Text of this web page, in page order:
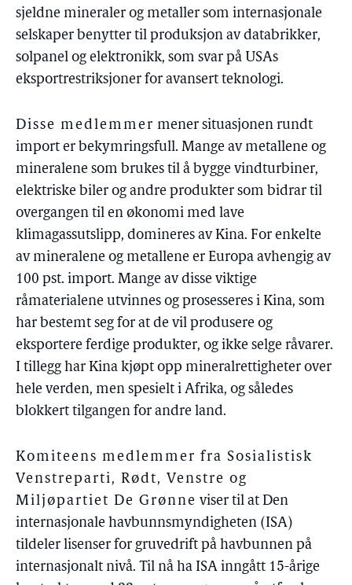
sjeldne mineraler og metaller som internasjonale
selskaper benytter til produksjon av databrikker,
solpanel og elektronikk, som svar på USAs
eksportrestriksjoner for avansert teknologi.
Disse medlemmer mener situasjonen rundt
import er bekymringsfull. Mange av metallene og
mineralene som brukes til å bygge vindturbiner,
elektriske biler og andre produkter som bidrar til
overgangen til en økonomi med lave
klimagassutslipp, domineres av Kina. For enkelte
av mineralene og metallene er Europa avhengig av
100 pst. import. Mange av disse viktige
råmaterialene utvinnes og prosesseres i Kina, som
har bestemt seg for at de vil produsere og
eksportere ferdige produkter, og ikke selge råvarer.
I tillegg har Kina kjøpt opp mineralrettigheter over
hele verden, men spesielt i Afrika, og således
blokkert tilgangen for andre land.
Komiteens medlemmer fra Sosialistisk
Venstreparti, Rødt, Venstre og
Miljøpartiet De Grønne viser til at Den
internasjonale havbunnsmyndigheten (ISA)
tildeler lisenser for gruvedrift på havbunnen på
internasjonalt nivå. Til nå ha ISA inngått 15-årige